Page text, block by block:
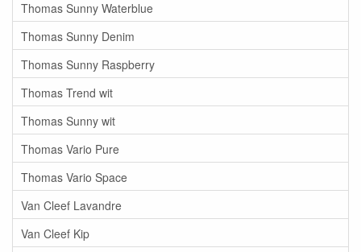
Thomas Sunny Waterblue
Thomas Sunny Denim
Thomas Sunny Raspberry
Thomas Trend wit
Thomas Sunny wit
Thomas Vario Pure
Thomas Vario Space
Van Cleef Lavandre
Van Cleef Kip